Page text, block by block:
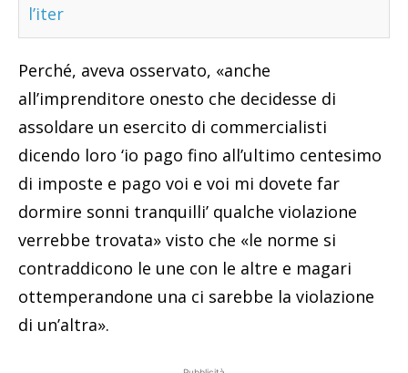
l’iter
Perché, aveva osservato, «anche
all’imprenditore onesto che decidesse di
assoldare un esercito di commercialisti
dicendo loro ‘io pago fino all’ultimo centesimo
di imposte e pago voi e voi mi dovete far
dormire sonni tranquilli’ qualche violazione
verrebbe trovata» visto che «le norme si
contraddicono le une con le altre e magari
ottemperandone una ci sarebbe la violazione
di un’altra».